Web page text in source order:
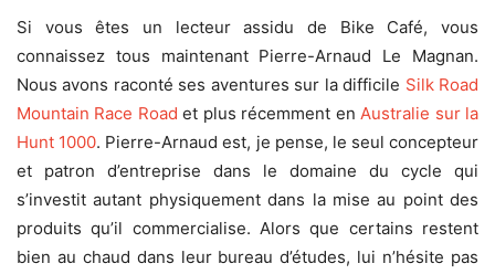
Si vous êtes un lecteur assidu de Bike Café, vous
connaissez tous maintenant Pierre-Arnaud Le Magnan.
Nous avons raconté ses aventures sur la difficile Silk Road
Mountain Race Roadet plus récemment enAustralie sur la
Hunt 1000. Pierre-Arnaud est, je pense, le seul concepteur
et patron d’entreprise dans le domaine du cycle qui
s’investit autant physiquement dans la mise au point des
produits qu’il commercialise. Alors que certains restent
bien au chaud dans leur bureau d’études, lui n’hésite pas